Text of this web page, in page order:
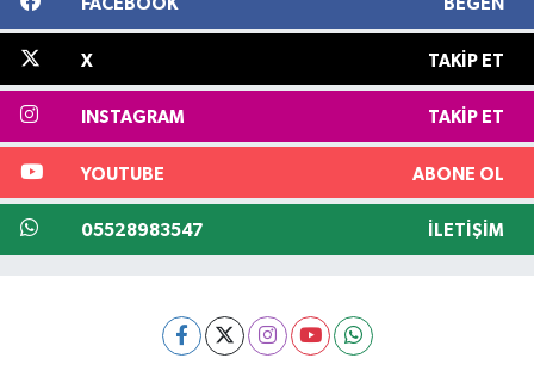
FACEBOOK BEĞEN
X TAKIP ET
INSTAGRAM TAKIP ET
YOUTUBE ABONE OL
05528983547 İLETIŞIM